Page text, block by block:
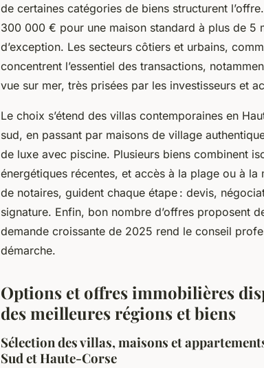
de certaines catégories de biens structurent
300 000 € pour une maison standard à plus de 5
d’exception. Les secteurs côtiers et urbains,
concentrent l’essentiel des transactions,
vue sur mer, très prisées par les investisseurs et
Le choix s’étend des villas contemporaines en
sud, en passant par maisons de village
de luxe avec piscine. Plusieurs biens combinent
énergétiques récentes, et accès à la plage ou à
de notaires, guident chaque étape : devis,
signature. Enfin, bon nombre d’offres proposent
demande croissante de 2025 rend le conseil
démarche.
Options et offres immobilières
des meilleures régions et biens
Sélection des villas, maisons et
Sud et Haute-Corse